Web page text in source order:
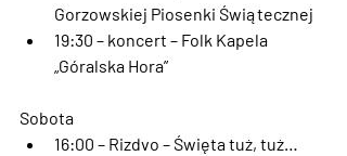
Gorzowskiej Piosenki Świątecznej
19:30 – koncert – Folk Kapela
„Góralska Hora”
Sobota
16:00 – Rizdvo – Święta tuż, tuż…